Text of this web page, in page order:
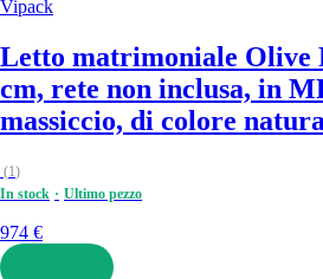
Vipack
Letto matrimoniale Olive
cm, rete non inclusa, in
massiccio, di colore
(1)
In stock
Ultimo pezzo
974 €